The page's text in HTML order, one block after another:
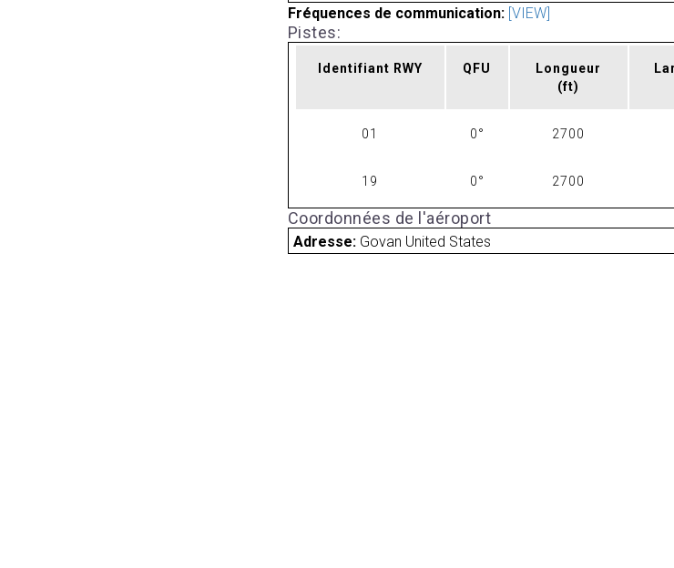
Fréquences de communication: [VIEW]
Pistes:
Identifiant RWY QFU
Longueur
(ft)
01 0° 2700
19 0° 2700
Coordonnées de l'aéroport
Adresse: Govan United States